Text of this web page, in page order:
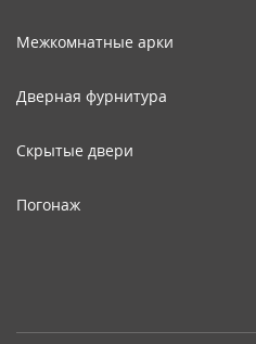
Межкомнатные арки
Дверная фурнитура
Скрытые двери
Погонаж